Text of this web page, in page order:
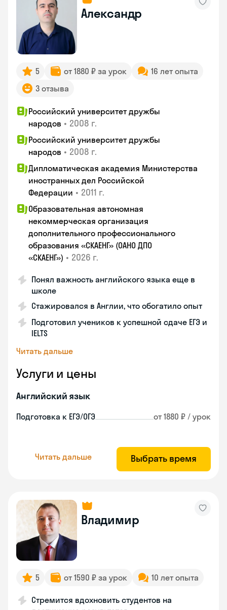
Александр
5 от 1880 ₽ за урок
16 лет опыта
3 отзыва
Российский университет дружбы
народов • 2008 г.
Российский университет дружбы
народов • 2008 г.
Дипломатическая академия Министерства
иностранных дел Российской
Федерации • 2011 г.
Образовательная автономная
некоммерческая организация
дополнительного профессионального
образования «СКАЕНГ» (ОАНО ДПО
«СКАЕНГ») • 2026 г.
Понял важность английского языка еще в
школе
Стажировался в Англии, что обогатило опыт
Подготовил учеников к успешной сдаче ЕГЭ и
IELTS
Читать дальше
Услуги и цены
Английский язык
Подготовка к ЕГЭ/ОГЭ от 1880 ₽ / урок
Читать дальше Выбрать время
Владимир
5 от 1590 ₽ за урок 10 лет опыта
Стремится вдохновить студентов на